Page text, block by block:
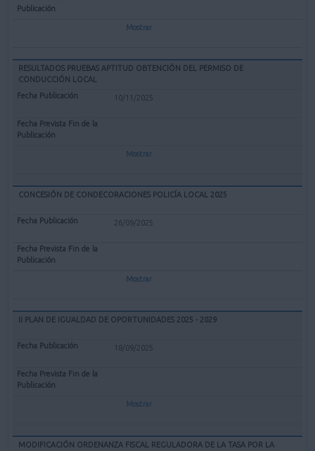
Mostrar
RESULTADOS PRUEBAS APTITUD OBTENCIÓN DEL PERMISO DE
CONDUCCIÓN LOCAL
10/11/2025
Mostrar
CONCESIÓN DE CONDECORACIONES POLICÍA LOCAL 2025
26/09/2025
Mostrar
II PLAN DE IGUALDAD DE OPORTUNIDADES 2025 - 2029
18/09/2025
Mostrar
MODIFICACIÓN ORDENANZA FISCAL REGULADORA DE LA TASA POR LA